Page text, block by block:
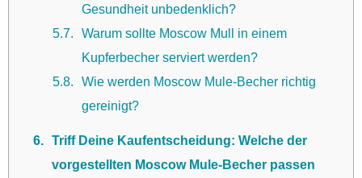
Gesundheit unbedenklich?
5.7
Warum sollte Moscow Mull in einem
Kupferbecher serviert werden?
5.8
Wie werden Moscow Mule-Becher richtig
gereinigt?
6
Triff Deine Kaufentscheidung: Welche der
vorgestellten Moscow Mule-Becher passen